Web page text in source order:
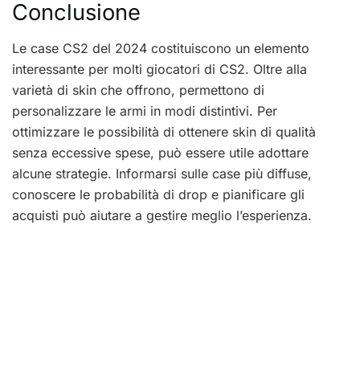
Conclusione
Le case CS2 del 2024 costituiscono un elemento
interessante per molti giocatori di CS2. Oltre alla
varietà di skin che offrono, permettono di
personalizzare le armi in modi distintivi. Per
ottimizzare le possibilità di ottenere skin di qualità
senza eccessive spese, può essere utile adottare
alcune strategie. Informarsi sulle case più diffuse,
conoscere le probabilità di drop e pianificare gli
acquisti può aiutare a gestire meglio l’esperienza.